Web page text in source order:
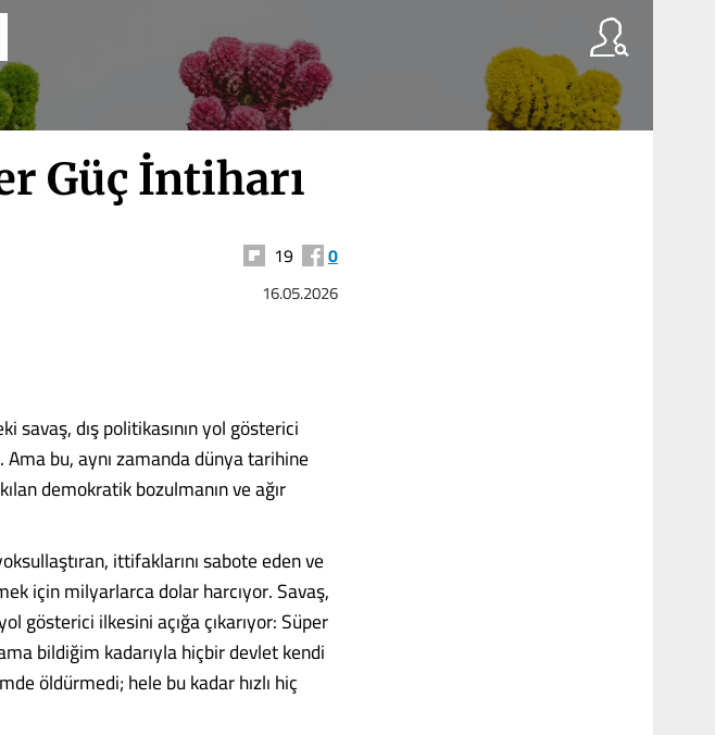
Güç İntiharı
19 0
16.05.2026
savaş, dış politikasının yol gösterici
bu, aynı zamanda dünya tarihine
demokratik bozulmanın ve ağır
ittifaklarını sabote eden ve
için milyarlarca dolar harcıyor. Savaş,
gösterici ilkesini açığa çıkarıyor: Süper
bildiğim kadarıyla hiçbir devlet kendi
öldürmedi; hele bu kadar hızlı hiç